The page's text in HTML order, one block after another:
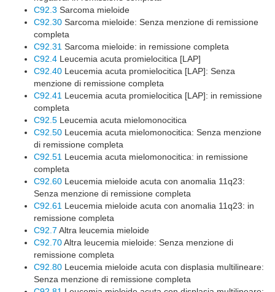
C92.3 Sarcoma mieloide
C92.30 Sarcoma mieloide: Senza menzione di remissione
completa
C92.31 Sarcoma mieloide: in remissione completa
C92.4 Leucemia acuta promielocitica [LAP]
C92.40 Leucemia acuta promielocitica [LAP]: Senza
menzione di remissione completa
C92.41 Leucemia acuta promielocitica [LAP]: in remissione
completa
C92.5 Leucemia acuta mielomonocitica
C92.50 Leucemia acuta mielomonocitica: Senza menzione
di remissione completa
C92.51 Leucemia acuta mielomonocitica: in remissione
completa
C92.60 Leucemia mieloide acuta con anomalia 11q23:
Senza menzione di remissione completa
C92.61 Leucemia mieloide acuta con anomalia 11q23: in
remissione completa
C92.7 Altra leucemia mieloide
C92.70Altra leucemia mieloide: Senza menzione di
remissione completa
C92.80 Leucemia mieloide acuta con displasia multilineare:
Senza menzione di remissione completa